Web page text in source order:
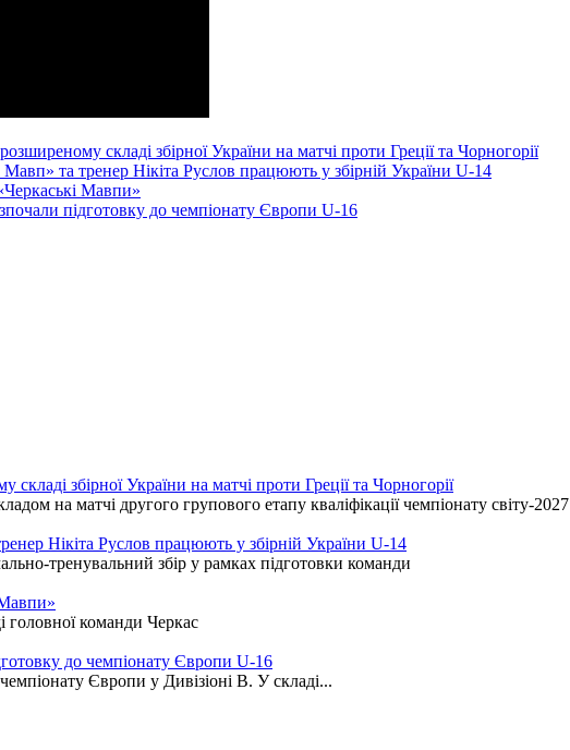
складі збірної України на матчі проти Греції та Чорногорії
та тренер Нікіта Руслов працюють у збірній України U-14
Мавпи»
підготовку до чемпіонату Європи U-16
збірної України на матчі проти Греції та Чорногорії
на матчі другого групового етапу кваліфікації чемпіонату світу-2027
Нікіта Руслов працюють у збірній України U-14
тренувальний збір у рамках підготовки команди
головної команди Черкас
до чемпіонату Європи U-16
Європи у Дивізіоні B. У складі...